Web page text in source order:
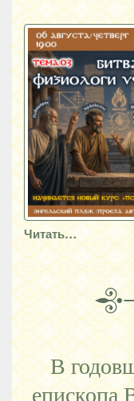
Читать…
В
епископа